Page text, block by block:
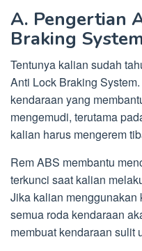
A. Pengertian
Braking
Tentunya kalian sudah
Anti Lock Braking
kendaraan yang
mengemudi, terutama
kalian harus mengerem
Rem ABS membantu
terkunci saat kalian
Jika kalian menggunakan
semua roda kendaraan
membuat kendaraan sulit